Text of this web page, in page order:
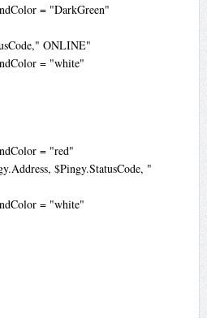
= "DarkGreen"
ONLINE"
= "white"
= "red"
$Pingy.StatusCode, "
= "white"